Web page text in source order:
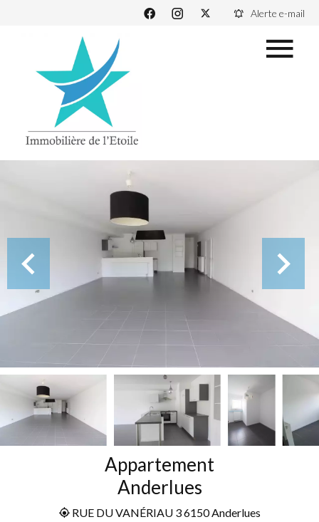
Alerte e-mail
Appartement
Anderlues
RUE DU VANÉRIAU 3 6150 Anderlues